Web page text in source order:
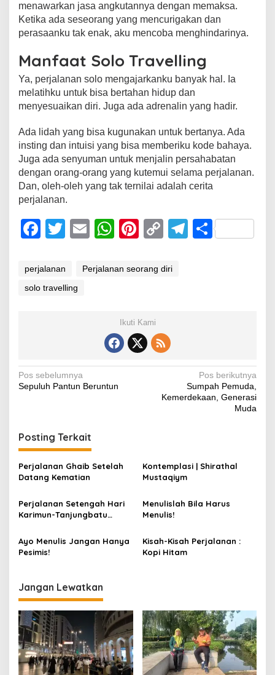
menawarkan jasa angkutannya dengan memaksa.
Ketika ada seseorang yang mencurigakan dan
perasaanku tak enak, aku mencoba menghindarinya.
Manfaat Solo Travelling
Ya, perjalanan solo mengajarkanku banyak hal. Ia
melatihku untuk bisa bertahan hidup dan
menyesuaikan diri. Juga ada adrenalin yang hadir.
Ada lidah yang bisa kugunakan untuk bertanya. Ada
insting dan intuisi yang bisa memberiku kode bahaya.
Juga ada senyuman untuk menjalin persahabatan
dengan orang-orang yang kutemui selama perjalanan.
Dan, oleh-oleh yang tak ternilai adalah cerita
perjalanan.
F
c
e
k
T
er
E
ail
W
at
p
p
Pi
er
C
p
n
k
T
S
perjalanan
Perjalanan seorang diri
solo travelling
Ikuti Kami
Navigasi
pos
Pos sebelumnya
Sepuluh Pantun Beruntun
Pos berikutnya
Sumpah Pemuda,
Kemerdekaan, Generasi
Muda
Posting Terkait
Perjalanan Ghaib Setelah
Datang Kematian
Kontemplasi | Shirathal
Mustaqiym
Perjalanan Setengah Hari
Karimun-Tanjungbatu
Menulislah Bila Harus
Menulis!
Ayo Menulis Jangan Hanya
Pesimis!
Kisah-Kisah Perjalanan :
Kopi Hitam
Jangan Lewatkan